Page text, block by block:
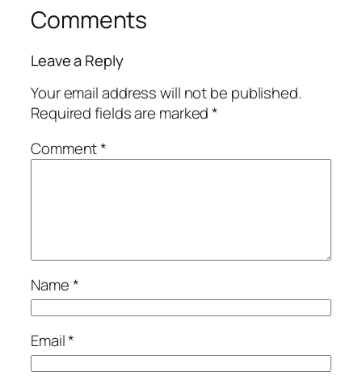
Comments
Leave a Reply
Your email address will not be published.
Required fields are marked*
Comment*
Name*
Email*